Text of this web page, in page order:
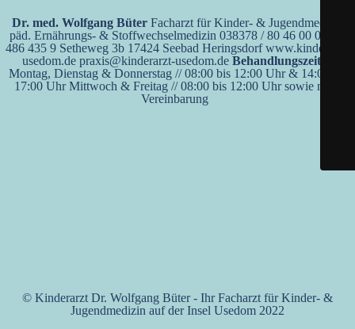
Dr. med. Wolfgang BüterFacharzt für Kinder- & Jugendmedizin
päd. Ernährungs- & Stoffwechselmedizin 038378 / 80 46 00 0170 /
486 435 9 Setheweg 3b 17424 Seebad Heringsdorf www.kinderarzt-
usedom.de praxis@kinderarzt-usedom.de Behandlungszeiten
Montag, Dienstag & Donnerstag // 08:00 bis 12:00 Uhr & 14:00 bis
17:00 Uhr Mittwoch & Freitag // 08:00 bis 12:00 Uhr sowie nach
Vereinbarung
© Kinderarzt Dr. Wolfgang Büter - Ihr Facharzt für Kinder- &
Jugendmedizin auf der Insel Usedom 2022